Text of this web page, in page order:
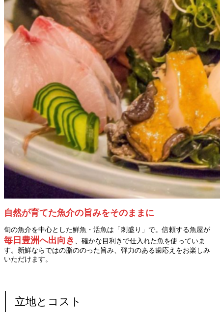
自然が育てた魚介の旨みをそのままに
旬の魚介を中心とした鮮魚・活魚は「刺盛り」で。信頼する魚屋が
毎日豊洲へ出向き
、確かな目利きで仕入れた魚を使っていま
す。新鮮ならではの脂ののった旨み、弾力のある歯応えをお楽しみ
いただけます。
立地とコスト